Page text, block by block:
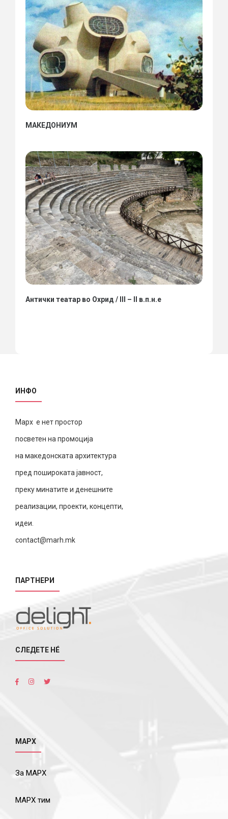
МАКЕДОНИУМ
Антички театар во Охрид / III – II в.п.н.е
ИНФО
Марх е нет простор
посветен на промоција
на македонската архитектура
пред пошироката јавност,
преку минатите и денешните
реализации, проекти, концепти,
идеи.
contact@marh.mk
ПАРТНЕРИ
СЛЕДЕТЕ НÉ
МАРХ
За МАРХ
МАРХ тим